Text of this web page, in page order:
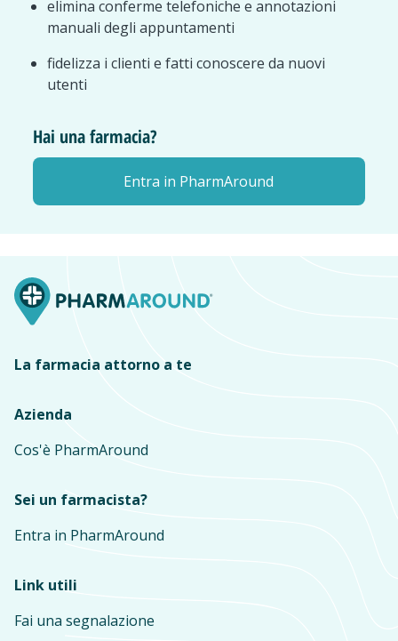
elimina conferme telefoniche e annotazioni
manuali degli appuntamenti
fidelizza i clienti e fatti conoscere da nuovi
utenti
Hai una farmacia?
Entra in PharmAround
La farmacia attorno a te
Azienda
Cos'è PharmAround
Sei un farmacista?
Entra in PharmAround
Link utili
Fai una segnalazione